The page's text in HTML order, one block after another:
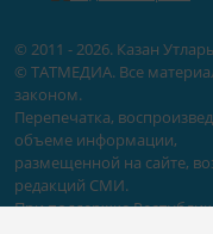
© 2011 - 2026. Казан
© ТАТМЕДИА. Все
законом.
Перепечатка,
объеме информации,
размещенной на сайте,
редакций СМИ.
При поддержке